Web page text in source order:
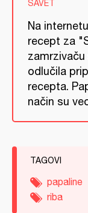
SAVET
Na
recept za
odlučila
recepta.
način su
TAGOVI
papaline
riba